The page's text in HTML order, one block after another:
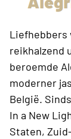
Liefhebbers
reikhalzend
beroemde
moderner
België.
In a New
Staten,